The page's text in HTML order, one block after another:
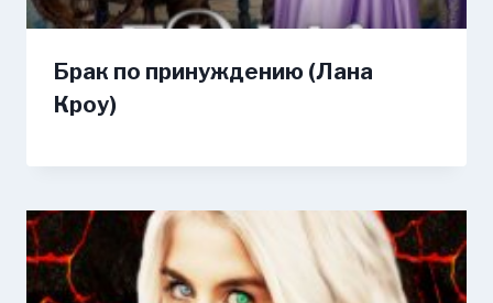
Брак по принуждению (Лана
Кроу)